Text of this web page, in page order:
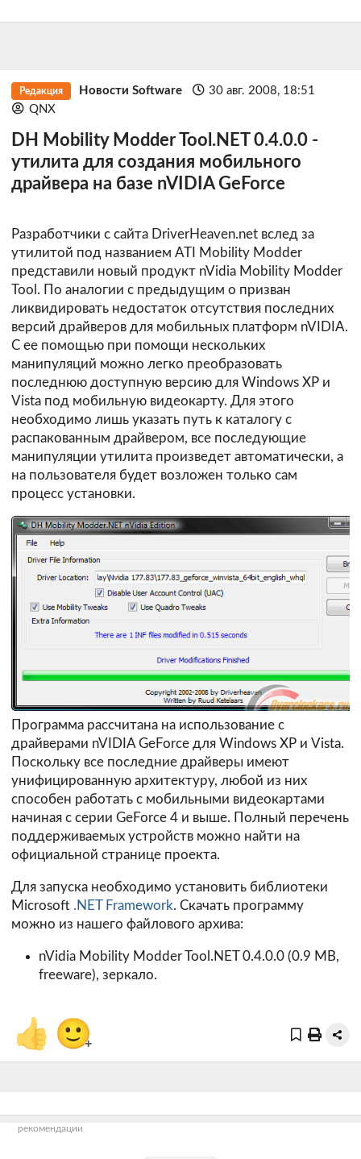
Редакция Новости Software
30 авг. 2008, 18:51
QNX
DH Mobility Modder Tool.NET 0.4.0.0 -
утилита для создания мобильного
драйвера на базе nVIDIA GeForce
Разработчики с сайта DriverHeaven.net вслед за
утилитой под названием ATI Mobility Modder
представили новый продукт nVidia Mobility Modder
Tool. По аналогии с предыдущим о призван
ликвидировать недостаток отсутствия последних
версий драйверов для мобильных платформ nVIDIA.
С ее помощью при помощи нескольких
манипуляций можно легко преобразовать
последнюю доступную версию для Windows XP и
Vista под мобильную видеокарту. Для этого
необходимо лишь указать путь к каталогу с
распакованным драйвером, все последующие
манипуляции утилита произведет автоматически, а
на пользователя будет возложен только сам
процесс установки.
Программа рассчитана на использование с
драйверами nVIDIA GeForce для Windows XP и Vista.
Поскольку все последние драйверы имеют
унифицированную архитектуру, любой из них
способен работать с мобильными видеокартами
начиная с серии GeForce 4 и выше. Полный перечень
поддерживаемых устройств можно найти на
официальной странице проекта.
Для запуска необходимо установить библиотеки
Microsoft .NET Framework. Скачать программу
можно из нашего файлового архива:
nVidia Mobility Modder Tool.NET 0.4.0.0 (0.9 MB,
freeware), зеркало.
👍 🙂
+
рекомендации